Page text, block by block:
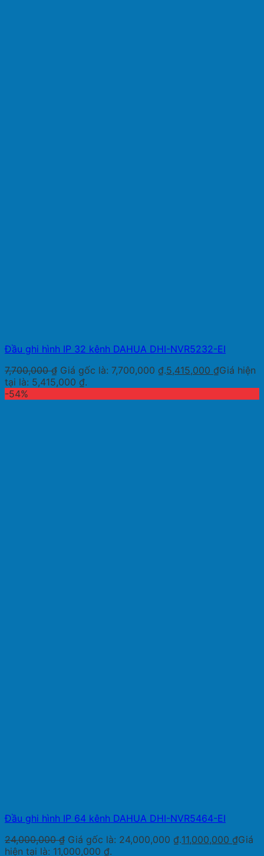
Đầu ghi hình IP 32 kênh DAHUA DHI-NVR5232-EI
7,700,000₫ Giá gốc là: 7,700,000 ₫.5,415,000 ₫Giá hiện
tại là: 5,415,000 ₫.
-54%
Đầu ghi hình IP 64 kênh DAHUA DHI-NVR5464-EI
24,000,000₫ Giá gốc là: 24,000,000 ₫.11,000,000 ₫Giá
hiện tại là: 11,000,000 ₫.